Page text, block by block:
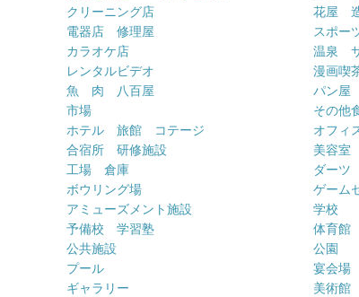
クリーニング店
花屋
電器店 修理屋
スポー
カラオケ店
温泉
レンタルビデオ
漫画喫
魚 肉 八百屋
パン屋
市場
その他
ホテル 旅館 コテージ
オフィ
合宿所 研修施設
美容室
工場 倉庫
ダーツ
ボウリング場
ゲーム
アミューズメント施設
学校
予備校 学習塾
体育館
公共施設
公園
プール
宴会場
ギャラリー 美術館